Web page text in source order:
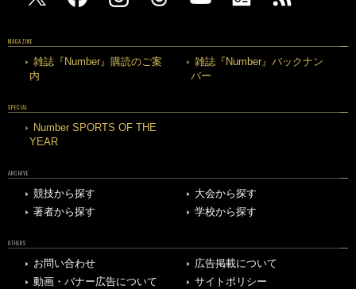
MAGAZINE
雑誌『Number』購読のご案
内
雑誌『Number』バックナン
バー
SPECIAL
Number SPORTS OF THE
YEAR
ARCHIVE
競技から探す
大会から探す
著者から探す
学校から探す
OTHERS
お問い合わせ
広告掲載について
動画・バナー広告について
サイトポリシー